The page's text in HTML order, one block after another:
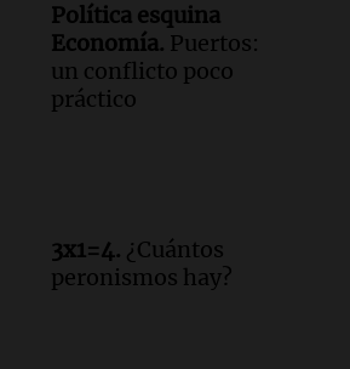
Política esquina
Economía. Puertos:
un conflicto poco
práctico
3x1=4. ¿Cuántos
peronismos hay?